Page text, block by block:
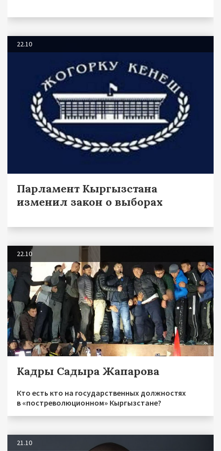
22.10
Парламент Кыргызстана
изменил закон о выборах
22.10
Кадры Садыра Жапарова
Кто есть кто на государственных должностях
в «постреволюционном» Кыргызстане?
21.10